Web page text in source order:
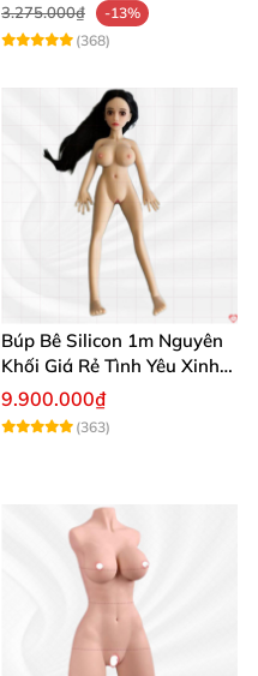
3.275.000₫
-13%
(368)
Búp Bê Silicon 1m Nguyên
Khối Giá Rẻ Tình Yêu Xinh
Đẹp
9.900.000₫
(363)